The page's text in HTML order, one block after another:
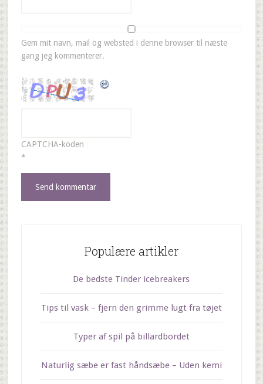
Gem mit navn, mail og websted i denne browser til næste
gang jeg kommenterer.
CAPTCHA-koden
*
Populære artikler
De bedste Tinder icebreakers
Tips til vask – fjern den grimme lugt fra tøjet
Typer af spil på billardbordet
Naturlig sæbe er fast håndsæbe – Uden kemi